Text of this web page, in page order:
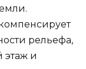
рельефа,
этаж и